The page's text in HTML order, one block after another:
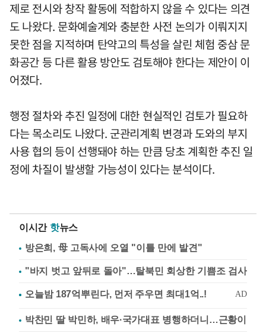
제로 전시와 창작 활동에 적합하지 않을 수 있다는 의견
도 나왔다. 문화예술계와 충분한 사전 논의가 이뤄지지
못한 점을 지적하며 탄약고의 특성을 살린 체험 중삼 문
화공간 등 다른 활용 방안도 검토해야 한다는 제안이 이
어졌다.
행정 절차와 추진 일정에 대한 현실적인 검토가 필요하
다는 목소리도 나왔다. 군관리계획 변경과 도와의 부지
사용 협의 등이 선행돼야 하는 만큼 당초 계획한 추진 일
정에 차질이 발생할 가능성이 있다는 분석이다.
이시간 핫뉴스
방은희, 母 고독사에 오열 "이틀 만에 발견"
"바지 벗고 앞뒤로 돌아"…탈북민 회상한 기쁨조 검사
박찬민 딸 박민하, 배우·국가대표 병행하더니…근황이